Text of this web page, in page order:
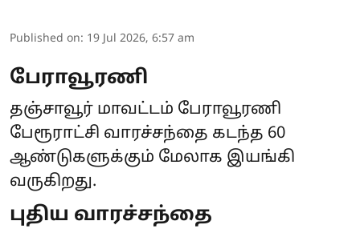
Published on: 19 Jul 2026, 6:57 am
பேராவூரணி
தஞ்சாவூர் மாவட்டம் பேராவூரணி
பேரூராட்சி வாரச்சந்தை கடந்த 60
ஆண்டுகளுக்கும் மேலாக இயங்கி
வருகிறது.
புதிய வாரச்சந்தை